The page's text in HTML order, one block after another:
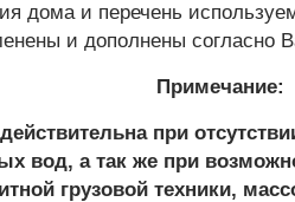
дома и перечень
и дополнены согласно
Примечание:
при
вод, а так же при
грузовой техники,